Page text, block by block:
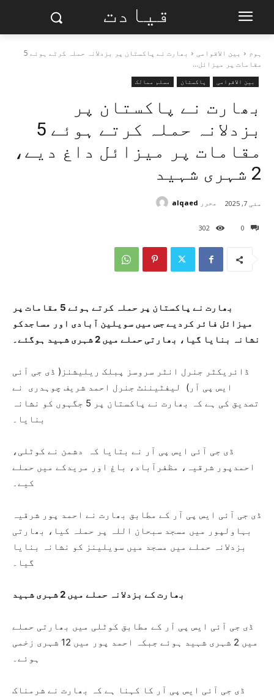
قیادت
ہوم بین الاقوامی
بھارت نے پاکستان پر بزدلانہ حملہ کرتے ہوئے 5
مقامات پر میزائل...
بین الاقوامی پاکستان مسلم ممالک
بھارت نے پاکستان پر
بزدلانہ حملہ کرتے ہوئے 5
مقامات پر میزائل داغ دیے،
2 شہری شہید
0
302
مئی 7, 2025 محرر alqaed
بھارت نے پاکستان پر حملہ کرتے ہوئے 5 مقامات پر
میزائل فائر کردیے جس میں سویلین آبادی اور مساجدکو
نشانہ بنایا گیا، بھارتی حملے میں 2 شہری شہید ہوگئے۔
ڈائریکٹر جنرل انٹر سروسز پبلک ریلیشنز( ڈی جی آئی
ایس پی آر) لیفٹیننٹ جنرل احمد شریف چوہدری نے
تصدیق کی ہے کہ بھارت نے پاکستان پر 5 جگہوں کو نشانہ
بنایا۔
ڈی جی آئی ایس پی آر نے بتایا کہ دشمن نے کوٹلی،
احمدپور شرقیہ، مظفرآباد، باغ اور مریدکے میں حملے
کیے۔
ڈی جی آئی ایس پی آر کے مطابق بھارت نے احمد پور شرقیہ
بہاولپور میں مسجد سبحان اللہ پر حملہ کیا، بھارتی
بزدلانہ حملے میں مسجد میں سویلینز کو نشانہ بنایا
گیا۔
بھارت کے بزدلانہ حملے میں 2 شہری شہید
ڈی جی آئی ایس پی آر کے مطابق کوٹلی میں بھارتی حملے
میں 2 شہری شہید ہوئے جبکہ احمد پور میں 12 شہری زخمی
ہوئے۔
ڈی جی آئی ایس پی آر کا کہنا ہے کہ بھارت نے شرمناک